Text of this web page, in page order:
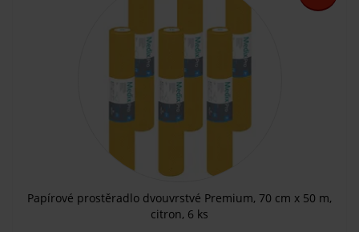
Papírové prostěradlo dvouvrstvé Premium, 70 cm x 50 m,
citron, 6 ks